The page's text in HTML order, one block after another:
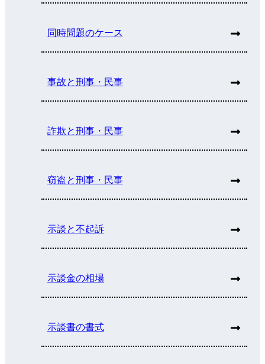
同時問題のケース
事故と刑事・民事
詐欺と刑事・民事
窃盗と刑事・民事
示談と不起訴
示談金の相場
示談書の書式